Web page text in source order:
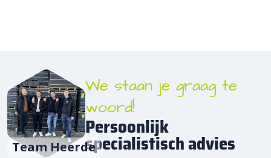
Team Heerde
We staan je graag te
woord!
Persoonlijk
specialistisch advies